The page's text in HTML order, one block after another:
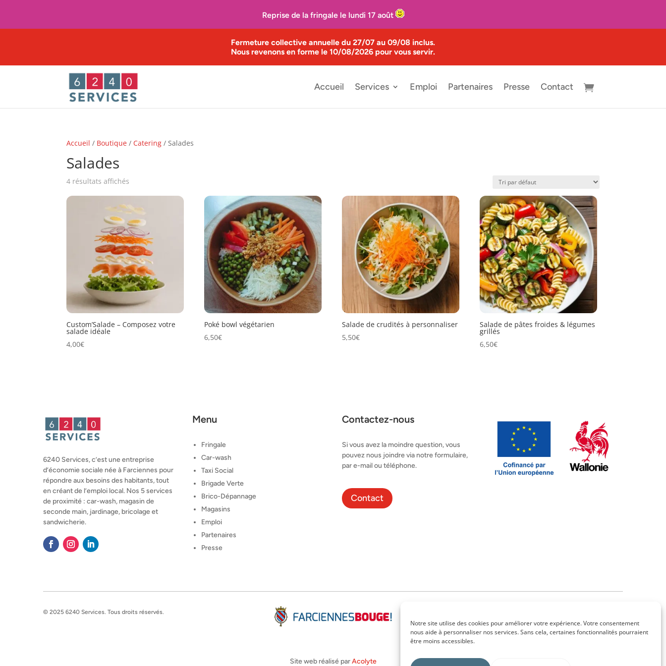
Notre site utilise des cookies pour améliorer votre expérience. Votre consentement
nous aide à personnaliser nos services. Sans cela, certaines fonctionnalités pourraient
être moins accessibles.
Reprise de la fringale le lundi 17 août
Fermeture collective annuelle du 27/07 au 09/08 inclus.
Nous revenons en forme le 10/08/2026 pour vous servir.
Accueil Services Emploi Partenaires Presse Contact
Accueil / Boutique / Catering / Salades
Salades
4 résultats affichés
Custom’Salade – Composez votre
salade idéale
4,00€
Poké bowl végétarien
6,50€
Salade de crudités à personnaliser
5,50€
Salade de pâtes froides & légumes
grillés
6,50€
6240 Services, c’est une entreprise
d’économie sociale née à Farciennes pour
répondre aux besoins des habitants, tout
en créant de l’emploi local. Nos 5 services
de proximité : car-wash, magasin de
seconde main, jardinage, bricolage et
sandwicherie.
Menu
Fringale
Car-wash
Taxi Social
Brigade Verte
Brico-Dépannage
Magasins
Emploi
Partenaires
Presse
Contactez-nous
Si vous avez la moindre question, vous
pouvez nous joindre via notre formulaire,
par e-mail ou téléphone.
Contact
© 2025 6240 Services. Tous droits réservés.
Site web réalisé parAcolyte